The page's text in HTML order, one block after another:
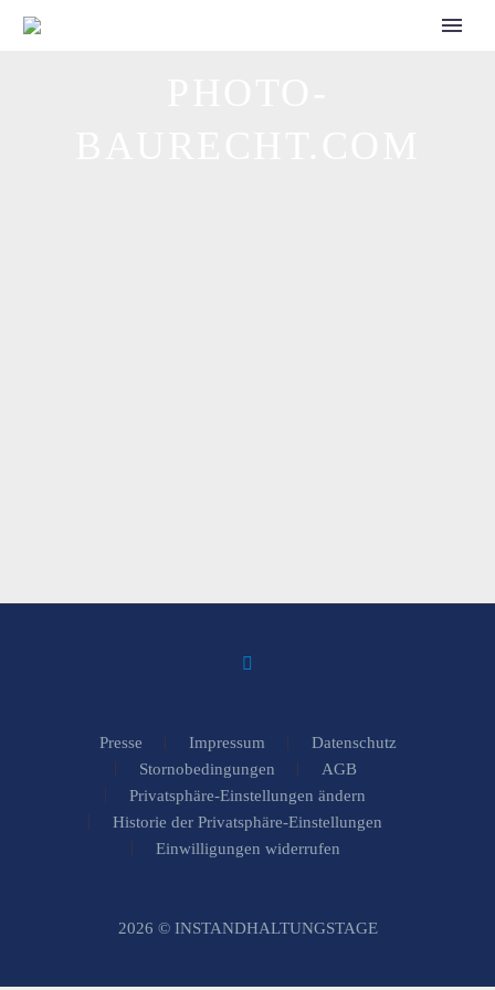
Presse Impressum
Datenschutz
Stornobedingungen
AGB
Privatsphäre-Einstellungen ändern
Historie der Privatsphäre-Einstellungen
Einwilligungen widerrufen
2026 © INSTANDHALTUNGSTAGE